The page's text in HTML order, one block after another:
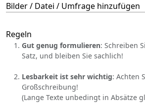
Bilder / Datei / Umfrage hinzufügen
Regeln
Gut genug formulieren: Schreiben
Satz, und bleiben Sie sachlich!
Lesbarkeit ist sehr wichtig: Achten
Großschreibung!
(Lange Texte unbedingt in Absätze